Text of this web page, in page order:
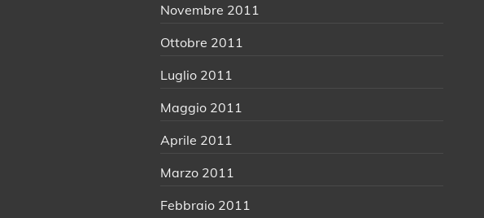
Novembre 2011
Ottobre 2011
Luglio 2011
Maggio 2011
Aprile 2011
Marzo 2011
Febbraio 2011